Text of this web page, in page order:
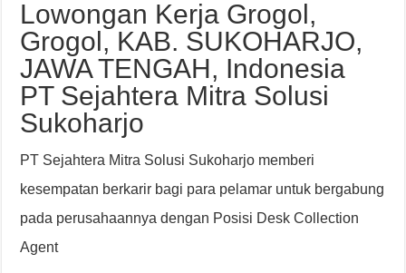
Lowongan Kerja Grogol,
Grogol, KAB. SUKOHARJO,
JAWA TENGAH, Indonesia
PT Sejahtera Mitra Solusi
Sukoharjo
PT Sejahtera Mitra Solusi Sukoharjo memberi
kesempatan berkarir bagi para pelamar untuk bergabung
pada perusahaannya dengan Posisi Desk Collection
Agent